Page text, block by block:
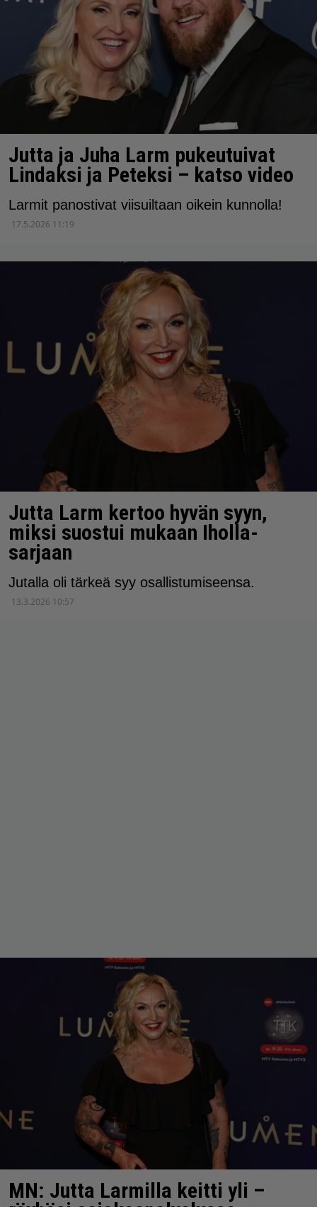
Jutta ja Juha Larm pukeutuivat
Lindaksi ja Peteksi – katso video
Larmit panostivat viisuiltaan oikein kunnolla!
17.5.2026 11:19
Jutta Larm kertoo hyvän syyn,
miksi suostui mukaan Iholla-
sarjaan
Jutalla oli tärkeä syy osallistumiseensa.
13.3.2026 10:57
MN: Jutta Larmilla keitti yli –